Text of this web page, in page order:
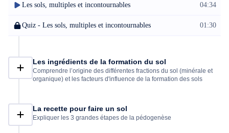
Les sols, multiples et incontournables 04:34
Quiz - Les sols, multiples et incontournables 01:30
Les ingrédients de la formation du sol
Comprendre l’origine des différentes fractions du sol (minérale et
organique) et les facteurs d'influence de la formation des sols
La recette pour faire un sol
Expliquer les 3 grandes étapes de la pédogenèse